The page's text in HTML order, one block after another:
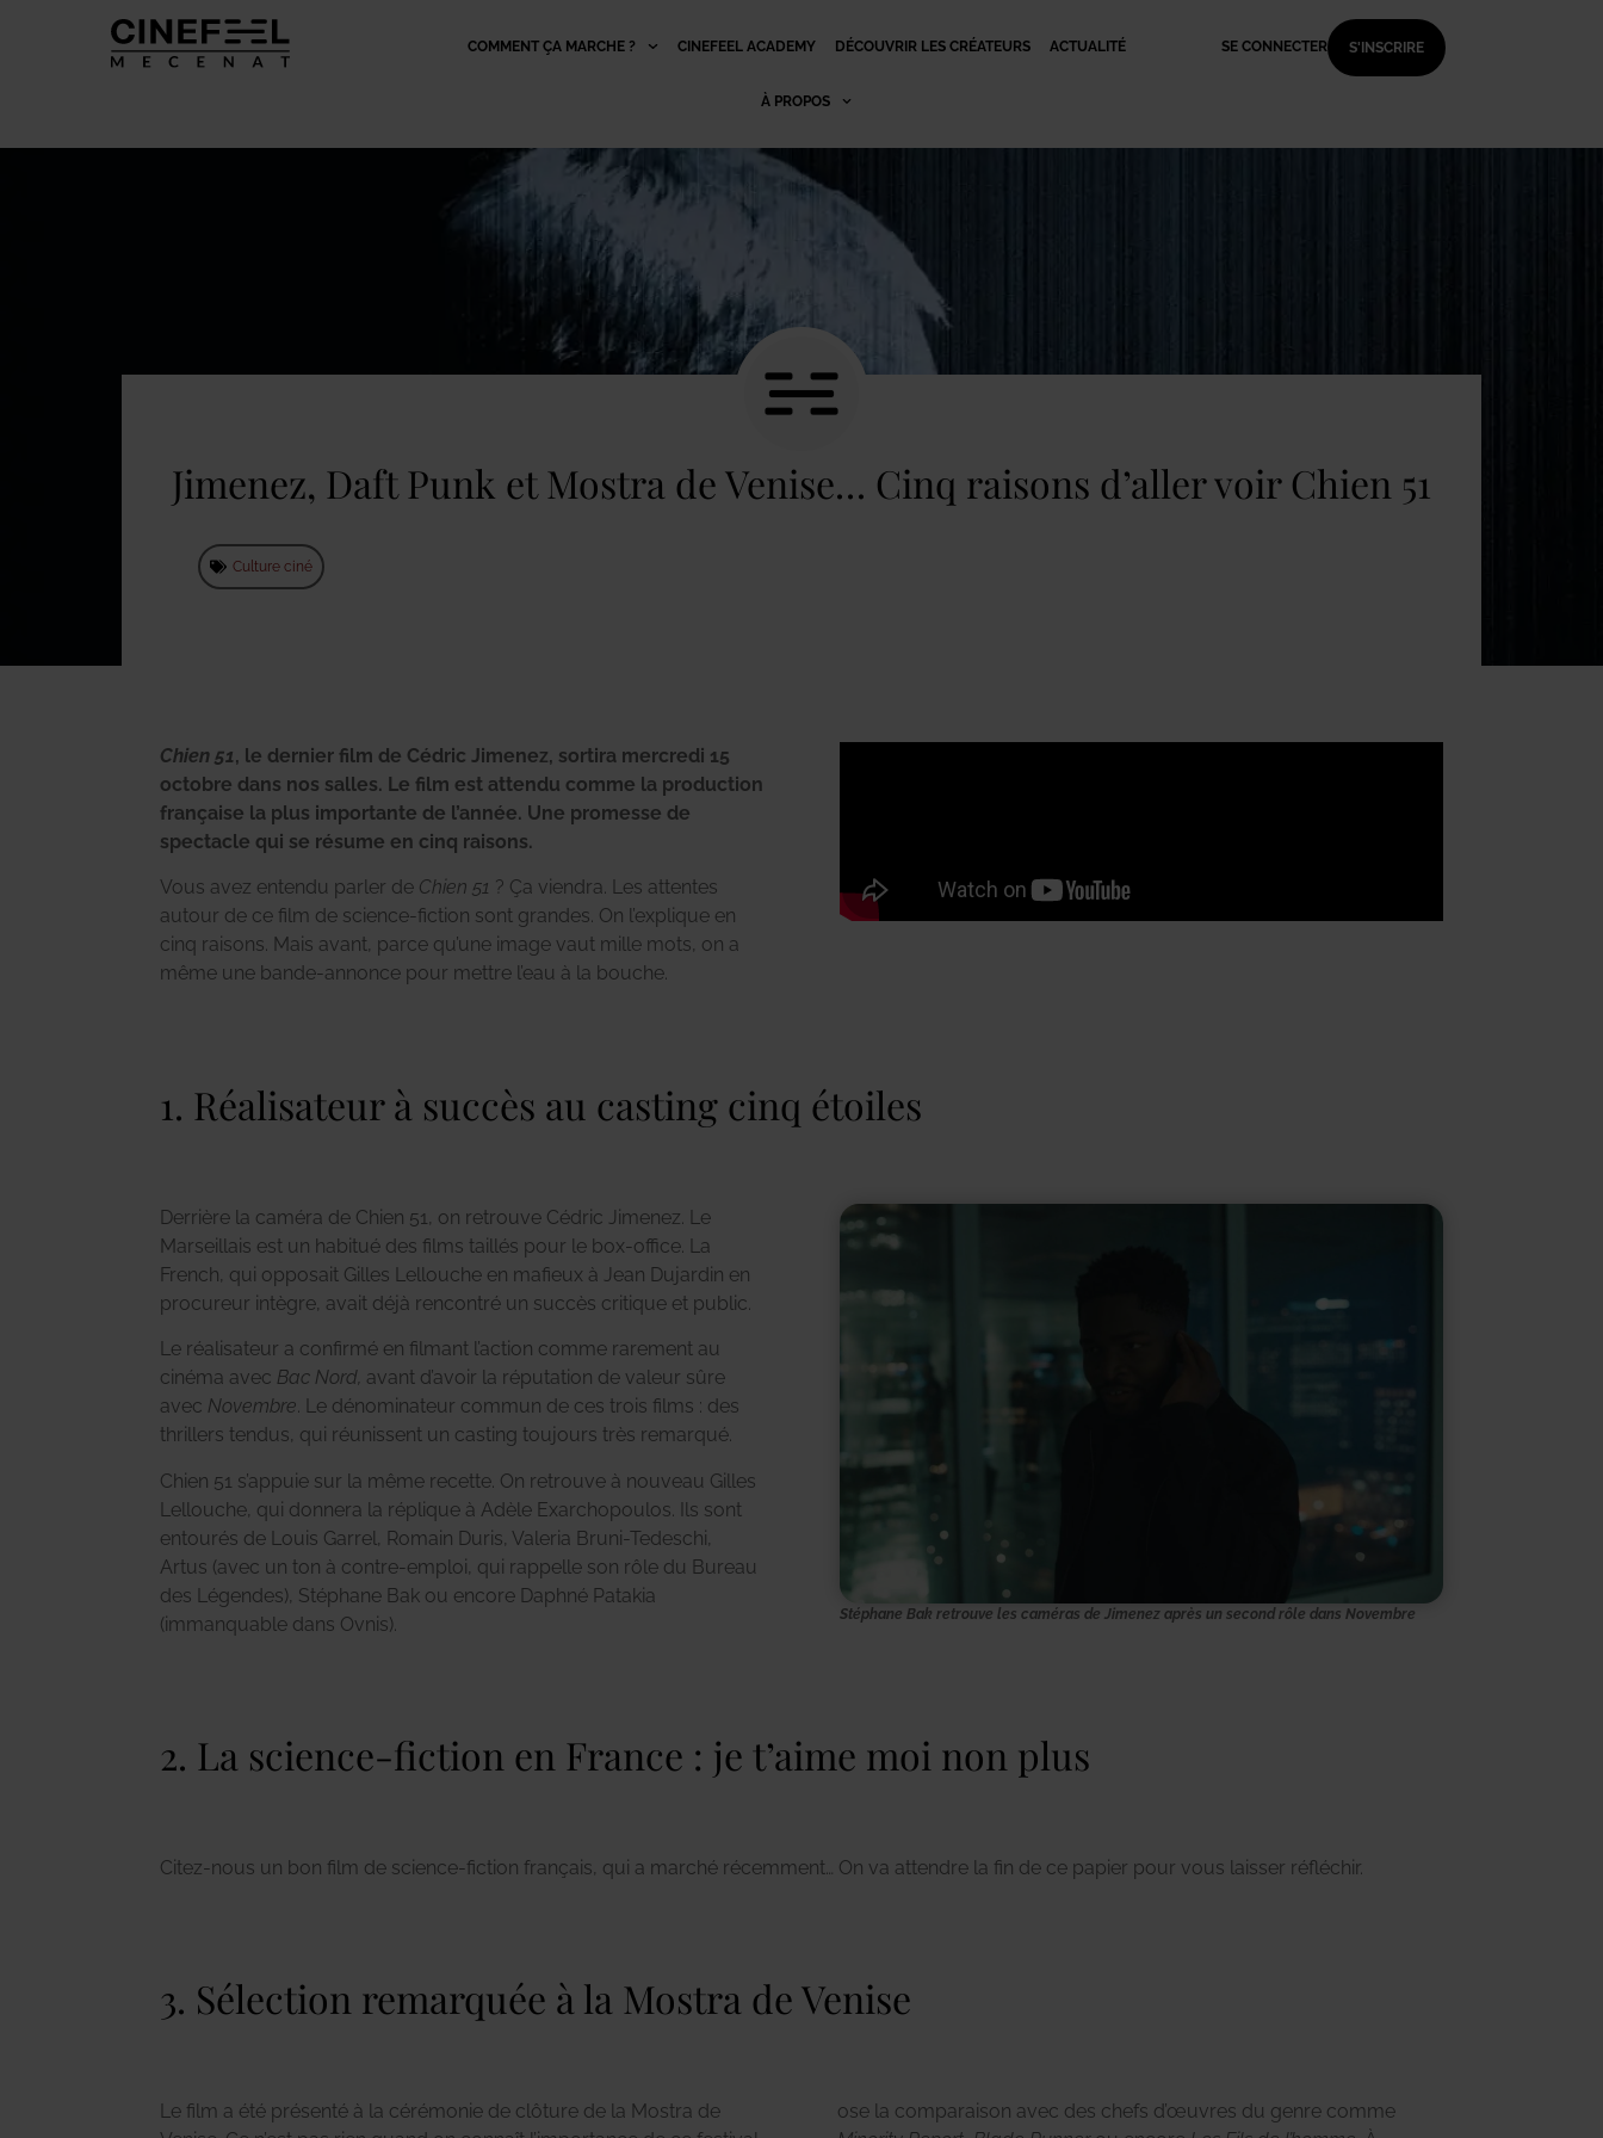
COMMENT ÇA MARCHE ? CINEFEEL ACADEMY DÉCOUVRIR LES CRÉATEURS ACTUALITÉ
À PROPOS
SE CONNECTER S'INSCRIRE
Jimenez, Daft Punk et Mostra de Venise… Cinq raisons d’aller voir Chien 51
Culture ciné
Chien 51, le dernier film de Cédric Jimenez, sortira mercredi 15
octobre dans nos salles. Le film est attendu comme la production
française la plus importante de l’année. Une promesse de
spectacle qui se résume en cinq raisons.
Vous avez entendu parler de Chien 51 ? Ça viendra. Les attentes
autour de ce film de science-fiction sont grandes. On l’explique en
cinq raisons. Mais avant, parce qu’une image vaut mille mots, on a
même une bande-annonce pour mettre l’eau à la bouche.
1. Réalisateur à succès au casting cinq étoiles
Derrière la caméra de Chien 51, on retrouve Cédric Jimenez. Le
Marseillais est un habitué des films taillés pour le box-office. La
French, qui opposait Gilles Lellouche en mafieux à Jean Dujardin en
procureur intègre, avait déjà rencontré un succès critique et public.
Le réalisateur a confirmé en filmant l’action comme rarement au
cinéma avec Bac Nord, avant d’avoir la réputation de valeur sûre
avec Novembre. Le dénominateur commun de ces trois films : des
thrillers tendus, qui réunissent un casting toujours très remarqué.
Chien 51 s’appuie sur la même recette. On retrouve à nouveau Gilles
Lellouche, qui donnera la réplique à Adèle Exarchopoulos. Ils sont
entourés de Louis Garrel, Romain Duris, Valeria Bruni-Tedeschi,
Artus (avec un ton à contre-emploi, qui rappelle son rôle du Bureau
des Légendes), Stéphane Bak ou encore Daphné Patakia
(immanquable dans Ovnis).
Stéphane Bak retrouve les caméras de Jimenez après un second rôle dans Novembre
2. La science-fiction en France : je t’aime moi non plus
Citez-nous un bon film de science-fiction français, qui a marché récemment… On va attendre la fin de ce papier pour vous laisser réfléchir.
3. Sélection remarquée à la Mostra de Venise
Le film a été présenté à la cérémonie de clôture de la Mostra de
ose la comparaison avec des chefs d’œuvres du genre comme